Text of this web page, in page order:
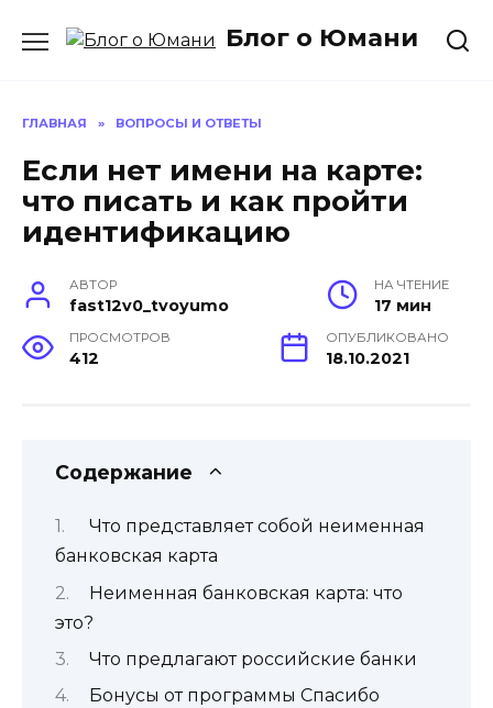
Блог о Юмани
ГЛАВНАЯ » ВОПРОСЫ И ОТВЕТЫ
Если нет имени на карте:
что писать и как пройти
идентификацию
АВТОР
fast12v0_tvoyumo
НА ЧТЕНИЕ
17 мин
ПРОСМОТРОВ
412
ОПУБЛИКОВАНО
18.10.2021
Содержание
Что представляет собой неименная
банковская карта
Неименная банковская карта: что
это?
Что предлагают российские банки
Бонусы от программы Спасибо